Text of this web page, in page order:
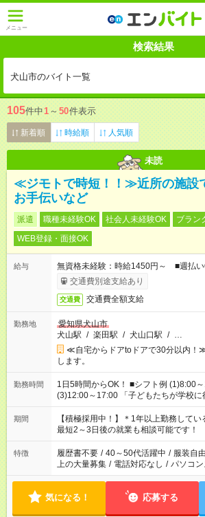
メニュー
検索結果
犬山市のバイト一覧
105件中1 ～ 50件表示
新着順 時給順 人気順
未読
≪ジモトで時短！！≫近所の施設
お手伝いなど
派遣 職種未経験OK 社会人未経験OK
ブラン
WEB登録・面接OK
給与
無資格未経験：時給1450円～ ■週払
交通費別途支給あり
交通費 交通費全額支給
勤務地
愛知県犬山市
犬山駅 / 楽田駅 / 犬山口駅 / …
≪自宅からドアtoドアで30分以内！
します。
勤務時間
1日5時間からOK！ ■シフト例 (1)8:00～13:00 (2)10:00～15:00
(3)12:00～17:00 「子どもたちが学校に行く間だけ働きたい」
「余裕を持って夕飯の準備がしたい」
はプライベートの時間にしたい」 など
いね。 ※Wワーク希望の方へ 今ご覧のお仕事で希望する勤務時
間と、もう1つのお仕事の勤務時間。
場合は応募できません。
期間
【積極採用中！】＊1年以上勤務して
最短2～3日後の就業も相談可能です！
特徴 履歴書不要 / 40～50代活躍中 / 服装自由
上の大量募集 / 電話対応なし / パソコ
気になる！ 応募する